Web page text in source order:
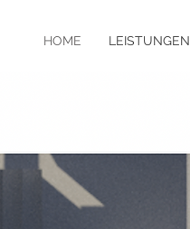
HOME LEISTUNGEN